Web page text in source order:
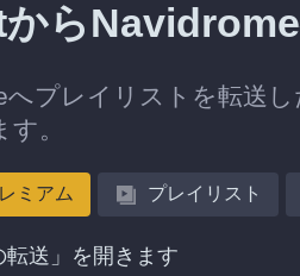
ら
プレイリストを転送
。
ミアム プレイリスト
送」を開きます